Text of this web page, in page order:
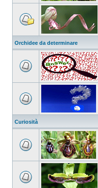
Orchidee da determinare
Curiosità